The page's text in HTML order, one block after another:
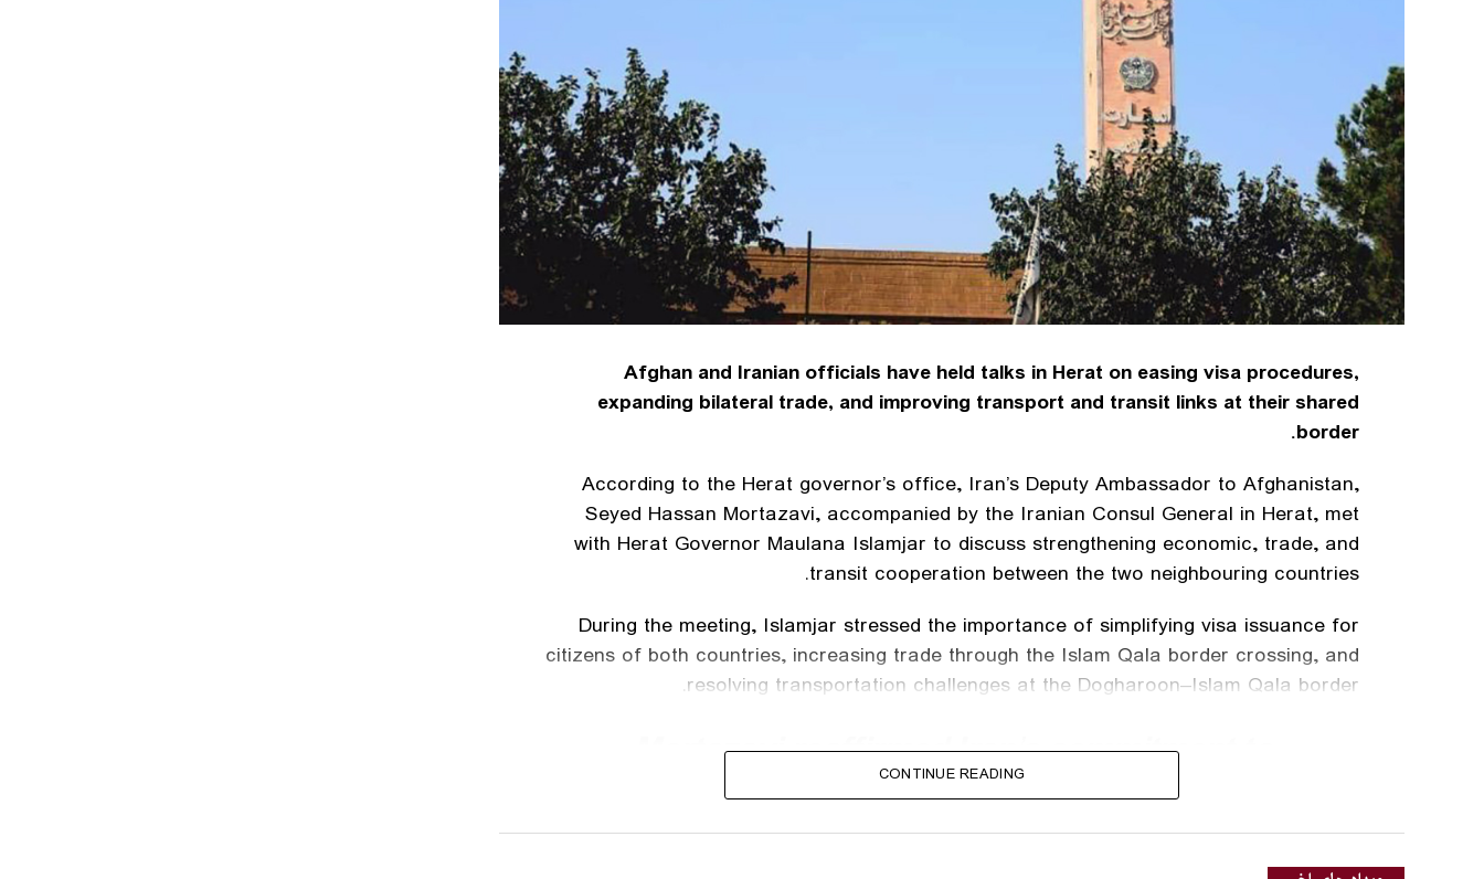
Afghan and Iranian officials have held talks in Herat on easing visa procedures,
expanding bilateral trade, and improving transport and transit links at their shared
border.
According to the Herat governor’s office, Iran’s Deputy Ambassador to Afghanistan,
Seyed Hassan Mortazavi, accompanied by the Iranian Consul General in Herat, met
with Herat Governor Maulana Islamjar to discuss strengthening economic, trade, and
transit cooperation between the two neighbouring countries.
During the meeting, Islamjar stressed the importance of simplifying visa issuance for
citizens of both countries, increasing trade through the Islam Qala border crossing, and
resolving transportation challenges at the Dogharoon–Islam Qala border.
Mortazavi reaffirmed Iran’s commitment to
closer coordination with Afghanistan,
saying Tehran is working to facilitate visa
issuance, improve cross-border trade, and
CONTINUE READING